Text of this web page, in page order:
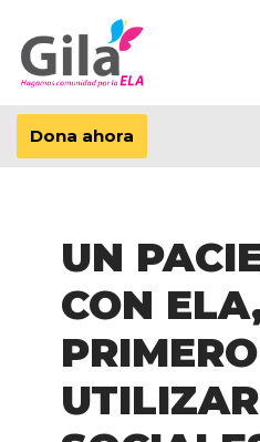
Saltar
al
contenido
Dona ahora
UN
CON